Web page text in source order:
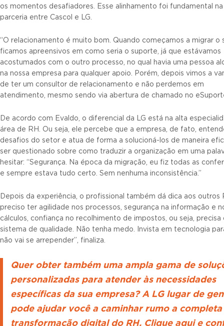
os momentos desafiadores. Esse alinhamento foi fundamental na
parceria entre Cascol e LG.
“O relacionamento é muito bom. Quando começamos a migrar o
ficamos apreensivos em como seria o suporte, já que estávamos
acostumados com o outro processo, no qual havia uma pessoa
na nossa empresa para qualquer apoio. Porém, depois vimos a
de ter um consultor de relacionamento e não perdemos em
atendimento, mesmo sendo via abertura de chamado no
De acordo com Evaldo, o diferencial da LG está na alta
área de RH. Ou seja, ele percebe que a empresa, de fato,
desafios do setor e atua de forma a solucioná-los de maneira
ser questionado sobre como traduzir a organização em uma
hesitar: “Segurança. Na época da migração, eu fiz todas as
e sempre estava tudo certo. Sem nenhuma inconsistência.”
Depois da experiência, o profissional também dá dica aos outros
preciso ter agilidade nos processos, segurança na informação e
cálculos, confiança no recolhimento de impostos, ou seja, precisa
sistema de qualidade. Não tenha medo. Invista em tecnologia
não vai se arrepender”, finaliza.
Quer obter também uma ampla gama de
personalizadas para atender às necessidades
específicas da sua empresa? A LG lugar de
pode ajudar você a caminhar rumo a completa
transformação digital do RH. Clique aquie